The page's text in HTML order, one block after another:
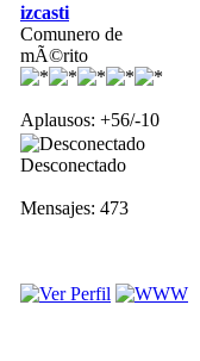
izcasti
Comunero de
mÃ©rito
Aplausos: +56/-10
Desconectado
Mensajes: 473